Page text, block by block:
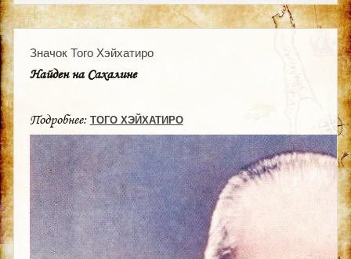
Значок Того Хэйхатиро
Найден на Сахалине
Подробнее: ТОГО ХЭЙХАТИРО